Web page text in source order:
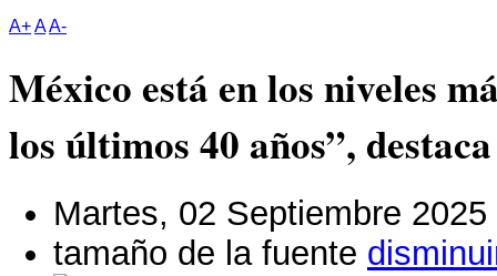
A+AA-
México está en los niveles
los últimos 40 años”,
Martes, 02 Septiembre 2025
tamaño de la fuente